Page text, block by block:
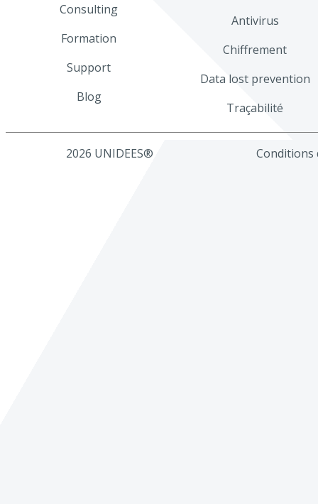
Consulting
Formation
Support
Blog
Antivirus
Chiffrement
Data lost prevention
Traçabilité
2026 UNIDEES® Conditions